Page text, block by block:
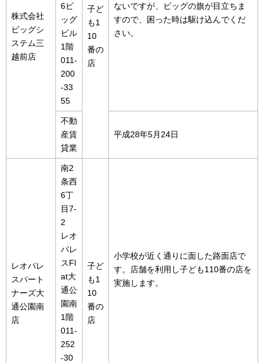
株式会社
ビッグシ
ステム三
越前店
6ビ
ッグ
ビル
1階
011-
200
-33
55
子ど
も1
10
番の
店
ないですが、ビッグの旗が目立ちま
すので、困った時は駆け込んでくだ
さい。
不動
産賃
貸業
平成28年5月24日
レオパレ
スパート
ナーズ大
通公園南
店
南2
条西
6丁
目7-
2
レオ
パレ
スFl
at大
通公
園南
1階
011-
252
-30
子ど
も1
10
番の
店
小学校が近く通りに面した路面店で
す。店舗を利用し子ども110番の店を
実施します。